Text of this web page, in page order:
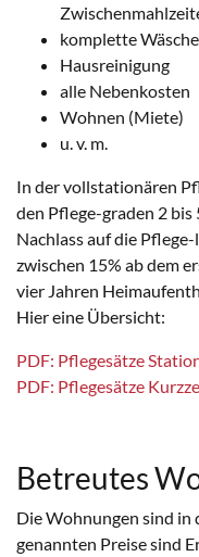
komplette
Hausreinigung
alle Nebenkosten
Wohnen (Miete)
u. v. m.
In der vollstationären
den Pflege-graden 2 bis
Nachlass auf die
zwischen 15% ab dem
vier Jahren
Hier eine Übersicht:
PDF: Pflegesätze
PDF: Pflegesätze
Betreutes
Die Wohnungen sind in
genannten Preise sind